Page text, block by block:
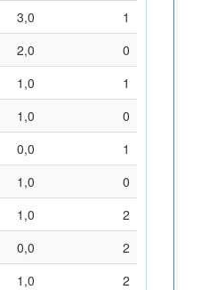
3,0
1
2,0
0
1,0
1
1,0
0
0,0
1
1,0
0
1,0
2
0,0
2
1,0
2